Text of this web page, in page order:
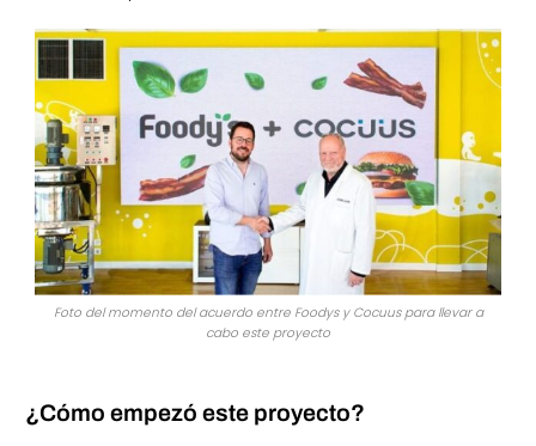
Foto del momento del acuerdo entre Foodys y Cocuus para llevar a
cabo este proyecto
¿Cómo empezó este proyecto?